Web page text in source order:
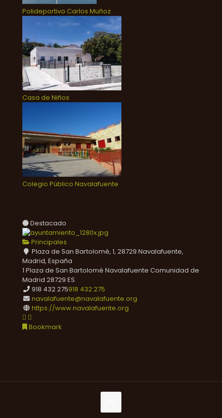
Polideportivo Carlos Muñoz
Casa de Niños
Colegio Público Navalafuente
Destacado
Principales
Plaza de San Bartolomé, 1, 28729 Navalafuente,
Madrid, España
1 Plaza de San Bartolomé Navalafuente Comunidad de
Madrid 28729 ES
918 432 275918 432 275
navalafuente@navalafuente.org
https://www.navalafuente.org
Bookmark